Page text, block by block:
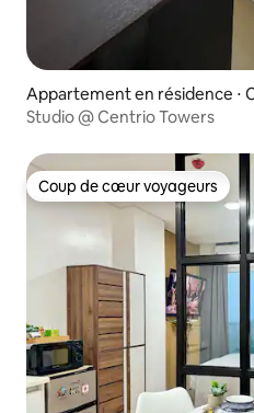
Appartement en résidence ⋅
Studio @ Centrio Towers
Coup de cœur voyageurs
Coup de cœur voyageurs